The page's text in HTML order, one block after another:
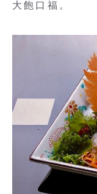
大飽口福。